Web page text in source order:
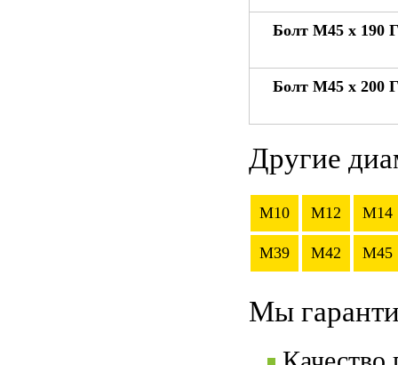
Болт М45 x 190
Болт М45 x 200
Другие
M10 M12 M14
M39 M42 M45
Мы